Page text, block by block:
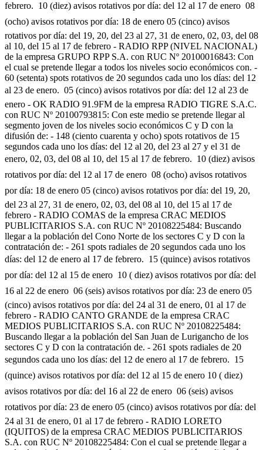
febrero.  10 (diez) avisos rotativos por día: del 12 al 17 de enero  08
(ocho) avisos rotativos por día: 18 de enero 05 (cinco) avisos
rotativos por día: del 19, 20, del 23 al 27, 31 de enero, 02, 03, del 08
al 10, del 15 al 17 de febrero - RADIO RPP (NIVEL NACIONAL)
de la empresa GRUPO RPP S.A. con RUC Nº 20100016843: Con
el cual se pretende llegar a todos los niveles socio económicos con. -
60 (setenta) spots rotativos de 20 segundos cada uno los días: del 12
al 23 de enero.  05 (cinco) avisos rotativos por día: del 12 al 23 de
enero - OK RADIO 91.9FM de la empresa RADIO TIGRE S.A.C.
con RUC Nº 20100793815: Con este medio se pretende llegar al
segmento joven de los niveles socio económicos C y D con la
difusión de: - 148 (ciento cuarenta y ocho) spots rotativos de 15
segundos cada uno los días: del 12 al 20, del 23 al 27 y el 31 de
enero, 02, 03, del 08 al 10, del 15 al 17 de febrero.  10 (diez) avisos
rotativos por día: del 12 al 17 de enero  08 (ocho) avisos rotativos
por día: 18 de enero 05 (cinco) avisos rotativos por día: del 19, 20,
del 23 al 27, 31 de enero, 02, 03, del 08 al 10, del 15 al 17 de
febrero - RADIO COMAS de la empresa CRAC MEDIOS
PUBLICITARIOS S.A. con RUC Nº 20108225484: Buscando
llegar a la población del Cono Norte de los sectores C y D con la
contratación de: - 261 spots radiales de 20 segundos cada uno los
días: del 12 de enero al 17 de febrero.  15 (quince) avisos rotativos
por día: del 12 al 15 de enero  10 ( diez) avisos rotativos por día: del
16 al 22 de enero  06 (seis) avisos rotativos por día: 23 de enero 05
(cinco) avisos rotativos por día: del 24 al 31 de enero, 01 al 17 de
febrero - RADIO CANTO GRANDE de la empresa CRAC
MEDIOS PUBLICITARIOS S.A. con RUC Nº 20108225484:
Buscando llegar a la población del San Juan de Lurigancho de los
sectores C y D con la contratación de. - 261 spots radiales de 20
segundos cada uno los días: del 12 de enero al 17 de febrero.  15
(quince) avisos rotativos por día: del 12 al 15 de enero 10 ( diez)
avisos rotativos por día: del 16 al 22 de enero  06 (seis) avisos
rotativos por día: 23 de enero 05 (cinco) avisos rotativos por día: del
24 al 31 de enero, 01 al 17 de febrero - RADIO LORETO
(IQUITOS) de la empresa CRAC MEDIOS PUBLICITARIOS
S.A. con RUC Nº 20108225484: Con el cual se pretende llegar a